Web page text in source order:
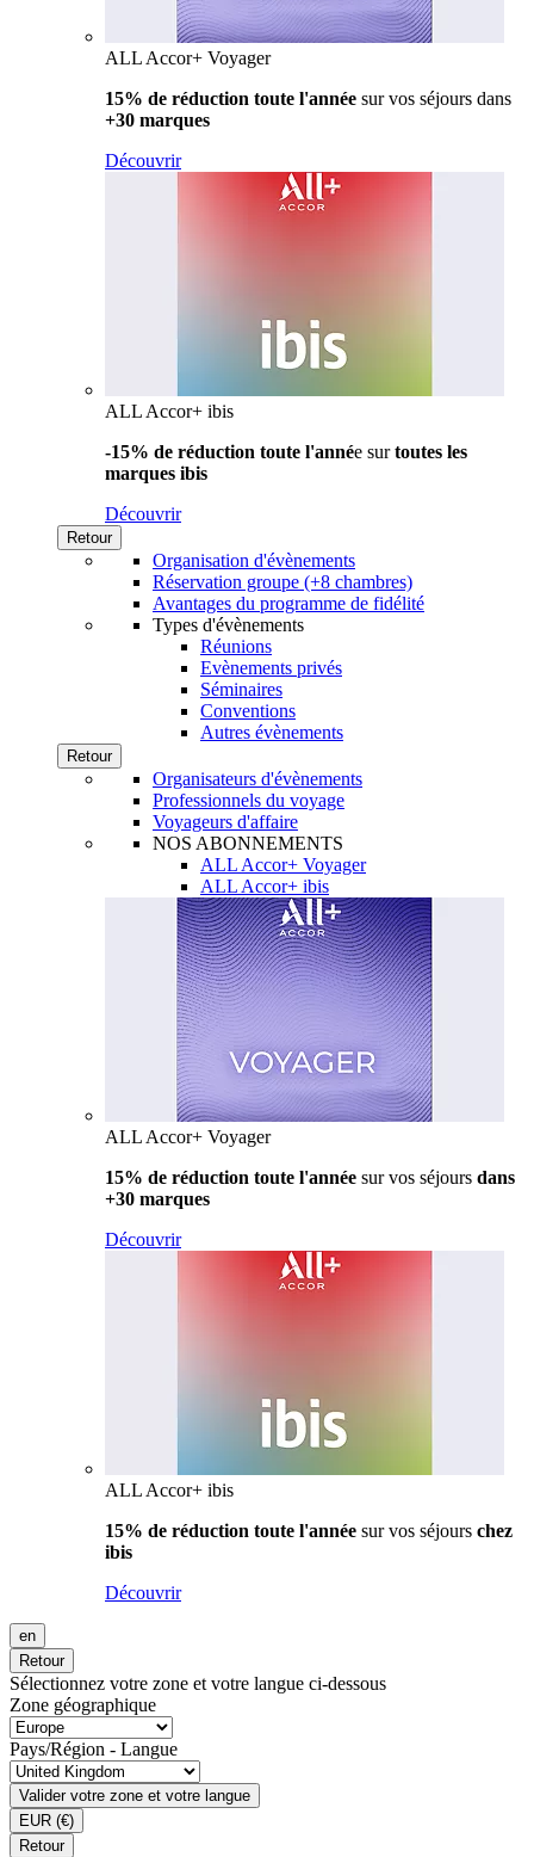
ALL Accor+ Voyager
15% de réduction toute l'année sur vos séjours dans
+30 marques
Découvrir
ALL Accor+ ibis
-15% de réduction toute l'année surtoutes les
marques ibis
Découvrir
Retour
Organisation d'évènements
Réservation groupe (+8 chambres)
Avantages du programme de fidélité
Types d'évènements
Réunions
Evènements privés
Séminaires
Conventions
Autres évènements
Retour
Organisateurs d'évènements
Professionnels du voyage
Voyageurs d'affaire
NOS ABONNEMENTS
ALL Accor+ Voyager
ALL Accor+ ibis
ALL Accor+ Voyager
15% de réduction toute l'année sur vos séjours dans
+30 marques
Découvrir
ALL Accor+ ibis
15% de réduction toute l'année sur vos séjours chez
ibis
Découvrir
en
Retour
Sélectionnez votre zone et votre langue ci-dessous
Zone géographique
Pays/Région - Langue
Valider votre zone et votre langue
EUR (€)
Retour